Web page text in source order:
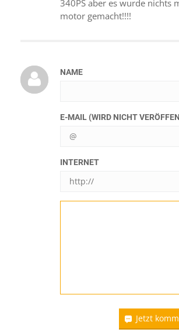
340PS aber es wurde nichts
motor gemacht!!!!
NAME
E-MAIL (WIRD NICHT
INTERNET
Jetzt